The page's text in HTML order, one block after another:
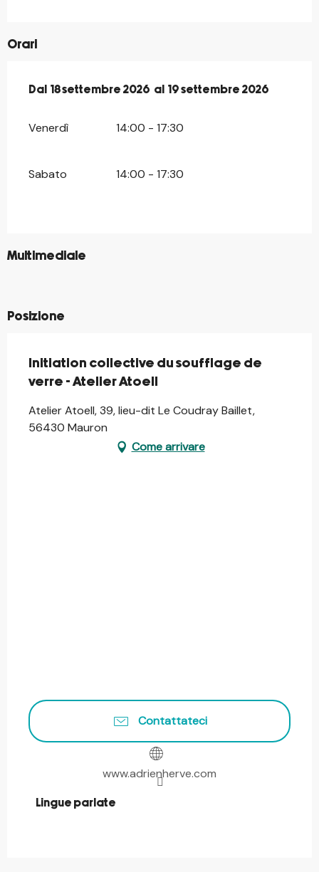
Orari
Dal 18 settembre 2026 al 19 settembre 2026
Dal 18 settembre 2026 al 19 settembre 2026
Venerdì 14:00 - 17:30
Sabato 14:00 - 17:30
Multimediale
©
©
Posizione
Initiation collective du soufflage de
verre - Atelier Atoell
Atelier Atoell, 39, lieu-dit Le Coudray Baillet,
56430 Mauron
Come arrivare
Contattateci
www.adrienherve.com
Lingue parlate
Lingue parlate